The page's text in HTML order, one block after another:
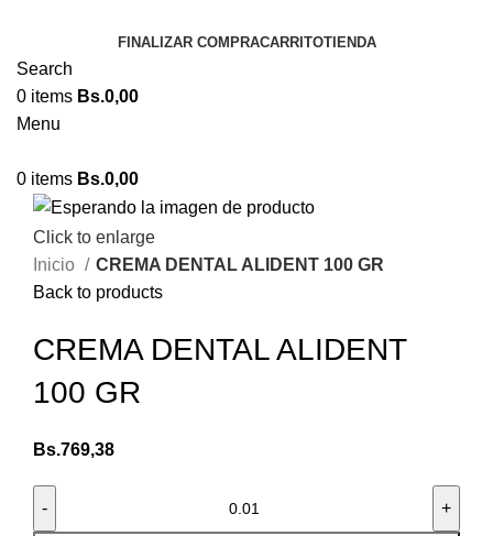
FINALIZAR COMPRACARRITOTIENDA
Search
0 items Bs.0,00
Menu
0 items Bs.0,00
Click to enlarge
Inicio
CREMA DENTAL ALIDENT 100 GR
Back to products
CREMA DENTAL ALIDENT
100 GR
Bs.769,38